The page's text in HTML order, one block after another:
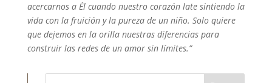
acercarnos a Él cuando nuestro corazón late sintiendo la
vida con la fruición y la pureza de un niño. Solo quiere
que dejemos en la orilla nuestras diferencias para
construir las redes de un amor sin límites.”